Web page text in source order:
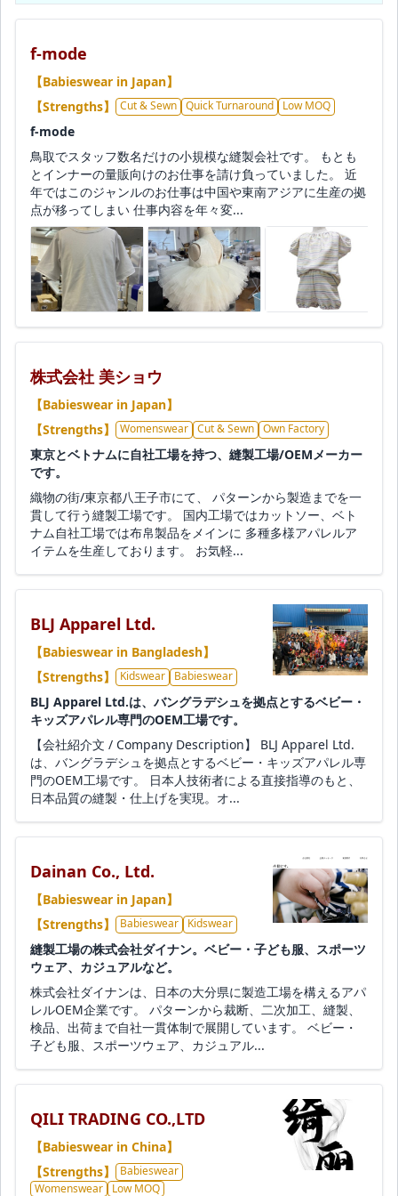
f-mode
【Babieswear in Japan】
【Strengths】
Cut & Sewn Quick Turnaround Low MOQ
f-mode
鳥取でスタッフ数名だけの小規模な縫製会社です。 もとも
とインナーの量販向けのお仕事を請け負っていました。 近
年ではこのジャンルのお仕事は中国や東南アジアに生産の拠
点が移ってしまい 仕事内容を年々変...
株式会社 美ショウ
【Babieswear in Japan】
【Strengths】
Womenswear Cut & Sewn Own Factory
東京とベトナムに自社工場を持つ、縫製工場/OEMメーカー
です。
織物の街/東京都八王子市にて、 パターンから製造までを一
貫して行う縫製工場です。 国内工場ではカットソー、ベト
ナム自社工場では布帛製品をメインに 多種多様アパレルア
イテムを生産しております。 お気軽...
BLJ Apparel Ltd.
【Babieswear in Bangladesh】
【Strengths】
Kidswear Babieswear
BLJ Apparel Ltd.は、バングラデシュを拠点とするベビー・
キッズアパレル専門のOEM工場です。
【会社紹介文 / Company Description】 BLJ Apparel Ltd.
は、バングラデシュを拠点とするベビー・キッズアパレル専
門のOEM工場です。 日本人技術者による直接指導のもと、
日本品質の縫製・仕上げを実現。オ...
Dainan Co., Ltd.
【Babieswear in Japan】
【Strengths】
Babieswear Kidswear
縫製工場の株式会社ダイナン。ベビー・子ども服、スポーツ
ウェア、カジュアルなど。
株式会社ダイナンは、日本の大分県に製造工場を構えるアパ
レルOEM企業です。 パターンから裁断、二次加工、縫製、
検品、出荷まで自社一貫体制で展開しています。 ベビー・
子ども服、スポーツウェア、カジュアル...
QILI TRADING CO.,LTD
【Babieswear in China】
【Strengths】
Babieswear
Womenswear
Low MOQ